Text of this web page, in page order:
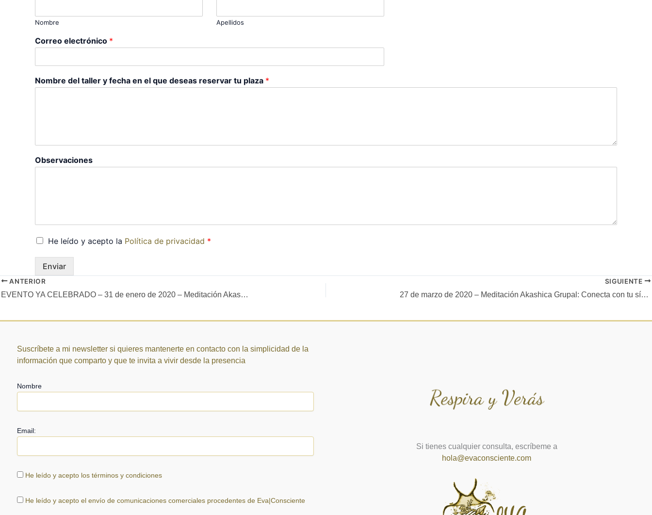
Nombre Apellidos
Correo electrónico *
Nombre del taller y fecha en el que deseas reservar tu plaza *
Observaciones
He leído y acepto la Política de privacidad *
Enviar
ANTERIOR
EVENTO YA CELEBRADO – 31 de enero de 2020 – Meditación Akashica Grupal: ¡Hola miedo!
SIGUIENTE
27 de marzo de 2020 – Meditación Akashica Grupal: Conecta con tu síntoma SE POSPONE HASTA NUEVO AVISO
Suscríbete a mi newsletter si quieres mantenerte en contacto con la simplicidad de la
información que comparto y que te invita a vivir desde la presencia
Nombre
Email:
He leído y acepto los términos y condiciones
He leído y acepto el envío de comunicaciones comerciales procedentes de Eva|Consciente
Si tienes cualquier consulta, escríbeme a
hola@evaconsciente.com